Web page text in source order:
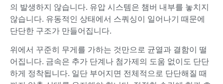
의 발생하지 않습니다. 유압 시스템은 챔버 내부를 놓치지
않습니다. 유동적인 상태에서 스쿼싱이 일어나기 때문에
단단한 구조가 만들어집니다.
위에서 꾸준히 무게를 가하는 것만으로 균열과 결함이 떨
어집니다. 금속은 추가 단계나 첨가제의 도움 없이도 단단
하게 정착됩니다. 일단 부어지면 전체적으로 단단해질 때